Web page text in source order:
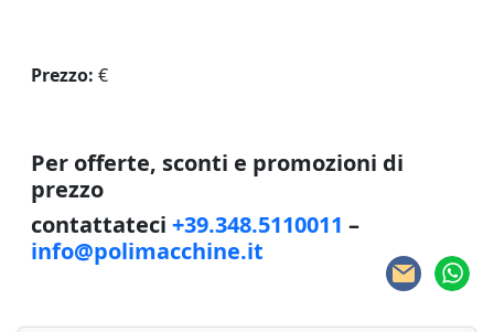
Prezzo: €
Per offerte, sconti e promozioni di
prezzo
contattateci +39.348.5110011 –
info@polimacchine.it